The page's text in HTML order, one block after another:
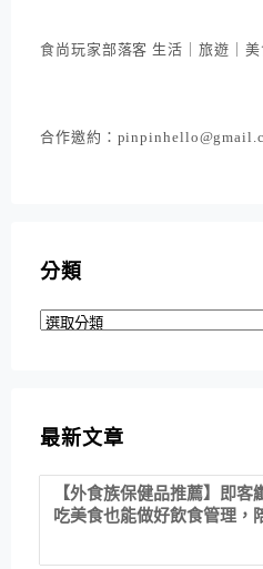
食尚玩家部落客 生活｜旅遊｜美
合作邀約：
分類
分
最新文章
【外食族保健品推薦】即客
吃美食也能做好飲食管理，